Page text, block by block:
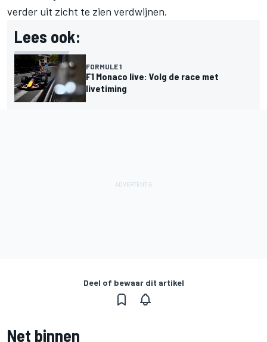
verder uit zicht te zien verdwijnen.
Lees ook:
FORMULE 1
F1 Monaco live: Volg de race met
livetiming
Deel of bewaar dit artikel
Net binnen